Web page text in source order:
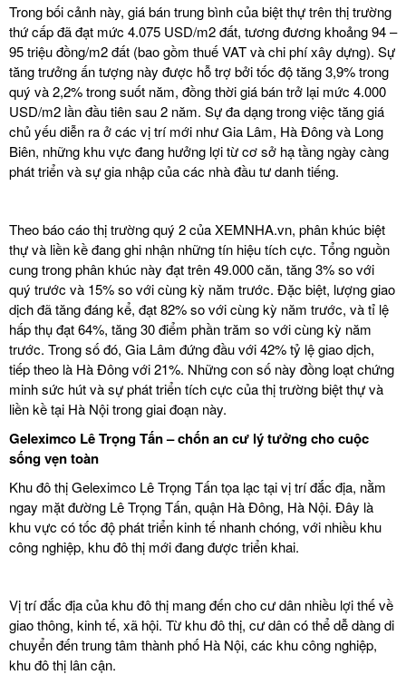
Trong bối cảnh này, giá bán trung bình của biệt thự trên thị trường
thứ cấp đã đạt mức 4.075 USD/m2 đất, tương đương khoảng 94 –
95 triệu đồng/m2 đất (bao gồm thuế VAT và chi phí xây dựng). Sự
tăng trưởng ấn tượng này được hỗ trợ bởi tốc độ tăng 3,9% trong
quý và 2,2% trong suốt năm, đồng thời giá bán trở lại mức 4.000
USD/m2 lần đầu tiên sau 2 năm. Sự đa dạng trong việc tăng giá
chủ yếu diễn ra ở các vị trí mới như Gia Lâm, Hà Đông và Long
Biên, những khu vực đang hưởng lợi từ cơ sở hạ tầng ngày càng
phát triển và sự gia nhập của các nhà đầu tư danh tiếng.
Theo báo cáo thị trường quý 2 củaXEMNHA.vn, phân khúc biệt
thự và liền kề đang ghi nhận những tín hiệu tích cực. Tổng nguồn
cung trong phân khúc này đạt trên 49.000 căn, tăng 3% so với
quý trước và 15% so với cùng kỳ năm trước. Đặc biệt, lượng giao
dịch đã tăng đáng kể, đạt 82% so với cùng kỳ năm trước, và tỉ lệ
hấp thụ đạt 64%, tăng 30 điểm phần trăm so với cùng kỳ năm
trước. Trong số đó, Gia Lâm đứng đầu với 42% tỷ lệ giao dịch,
tiếp theo là Hà Đông với 21%. Những con số này đồng loạt chứng
minh sức hút và sự phát triển tích cực của thị trường biệt thự và
liền kề tại Hà Nội trong giai đoạn này.
Geleximco Lê Trọng Tấn – chốn an cư lý tưởng cho cuộc
sống vẹn toàn
Khu đô thị Geleximco Lê Trọng Tấn tọa lạc tại vị trí đắc địa, nằm
ngay mặt đường Lê Trọng Tấn, quận Hà Đông, Hà Nội. Đây là
khu vực có tốc độ phát triển kinh tế nhanh chóng, với nhiều khu
công nghiệp, khu đô thị mới đang được triển khai.
Vị trí đắc địa của khu đô thị mang đến cho cư dân nhiều lợi thế về
giao thông, kinh tế, xã hội. Từ khu đô thị, cư dân có thể dễ dàng di
chuyển đến trung tâm thành phố Hà Nội, các khu công nghiệp,
khu đô thị lân cận.